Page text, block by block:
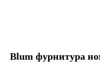
Blum фурнитура